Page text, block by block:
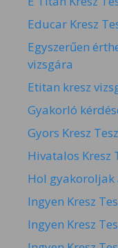
Educar Kresz
Egyszerűen
vizsgára
Etitan kresz
Gyakorló
Gyors Kresz
Hivatalos Kresz
Hol gyakoroljak
Ingyen Kresz
Ingyen Kresz